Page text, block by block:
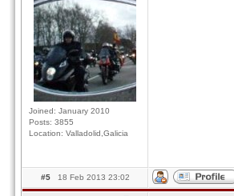
Joined: January 2010
Posts: 3855
Location: Valladolid,Galicia
#5 18 Feb 2013 23:02